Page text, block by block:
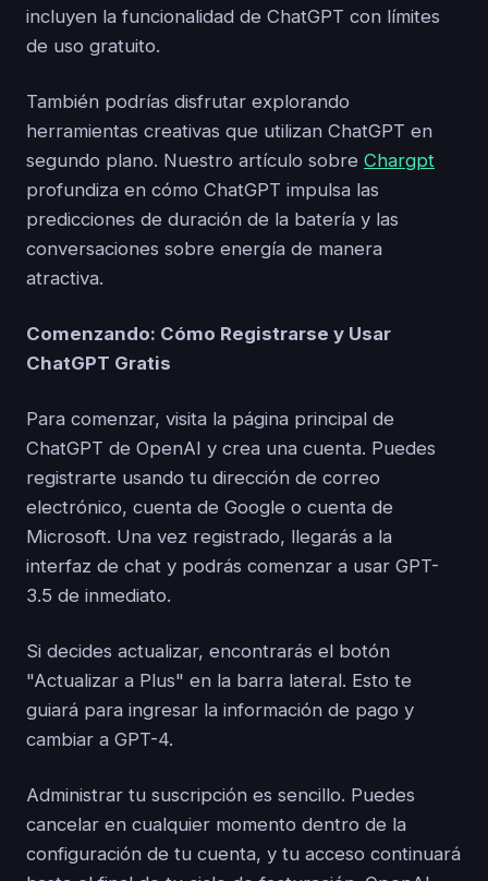
incluyen la funcionalidad de ChatGPT con límites
de uso gratuito.
También podrías disfrutar explorando
herramientas creativas que utilizan ChatGPT en
segundo plano. Nuestro artículo sobre Chargpt
profundiza en cómo ChatGPT impulsa las
predicciones de duración de la batería y las
conversaciones sobre energía de manera
atractiva.
Comenzando: Cómo Registrarse y Usar
ChatGPT Gratis
Para comenzar, visita la página principal de
ChatGPT de OpenAI y crea una cuenta. Puedes
registrarte usando tu dirección de correo
electrónico, cuenta de Google o cuenta de
Microsoft. Una vez registrado, llegarás a la
interfaz de chat y podrás comenzar a usar GPT-
3.5 de inmediato.
Si decides actualizar, encontrarás el botón
"Actualizar a Plus" en la barra lateral. Esto te
guiará para ingresar la información de pago y
cambiar a GPT-4.
Administrar tu suscripción es sencillo. Puedes
cancelar en cualquier momento dentro de la
configuración de tu cuenta, y tu acceso continuará